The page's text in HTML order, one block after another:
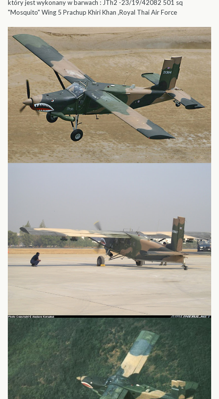
który jest wykonany w barwach : JTh2 -23/19/42082 501 sq
"Mosquito" Wing 5 Prachup Khiri Khan ,Royal Thai Air Force